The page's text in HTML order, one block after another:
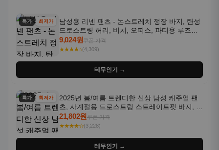
특가 최저가
남성용 리넨 팬츠 - 논스트레치 정장 바지, 탄성
드로스트링 허리, 비치, 오피스, 파티용 루즈핏
트라우저 - 세탁기 사용 가능한 캐주얼 정장 의
상
9,024원쿠폰 가격
★★★★⭐(4,309)
테무인기 →
특가 최저가
2025년 봄/여름 트렌디한 신상 남성 캐주얼 팬
츠, 사계절용 드로스트링 스트레이트핏 바지, 한
국 스타일, 활용도 높은 아웃도어 및 정장용, 발
목 바지
21,802원쿠폰 가격
★★★★☆(3,228)
테무인기 →